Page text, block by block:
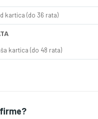
kartica (do 36 rata)
kartica (do 48 rata)